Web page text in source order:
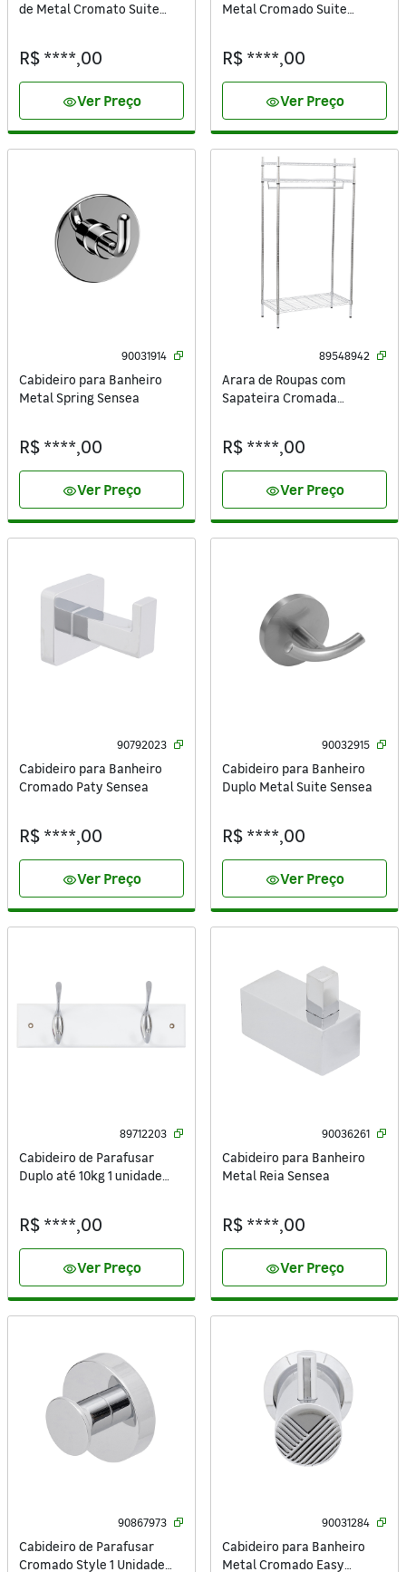
de Metal Cromato Suite
R$ ****,00
visibilityVer Preço
Metal Cromado Suite
R$ ****,00
visibilityVer Preço
90031914
Cabideiro para Banheiro
Metal Spring Sensea
R$ ****,00
visibilityVer Preço
89548942
Arara de Roupas com
Sapateira Cromada
R$ ****,00
visibilityVer Preço
90792023
Cabideiro para Banheiro
Cromado Paty Sensea
R$ ****,00
visibilityVer Preço
90032915
Cabideiro para Banheiro
Duplo Metal Suite Sensea
R$ ****,00
visibilityVer Preço
89712203
Cabideiro de Parafusar
Duplo até 10kg 1 unidade
R$ ****,00
visibilityVer Preço
90036261
Cabideiro para Banheiro
Metal Reia Sensea
R$ ****,00
visibilityVer Preço
90867973
Cabideiro de Parafusar
Cromado Style 1 Unidade
90031284
Cabideiro para Banheiro
Metal Cromado Easy